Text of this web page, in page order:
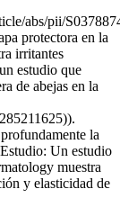
abs/pii/
protectora en la
irritantes
estudio que
de abejas en la
la
Un estudio
muestra
y elasticidad de